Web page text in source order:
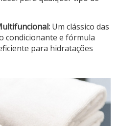
Um clássico das
condicionante e fórmula
para hidratações